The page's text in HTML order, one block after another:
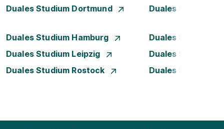
Duales Studium Dortmund
Duales Studium
Duales Studium Hamburg
Duales Studium
Duales Studium Leipzig
Duales Studium
Duales Studium Rostock
Duales Studium